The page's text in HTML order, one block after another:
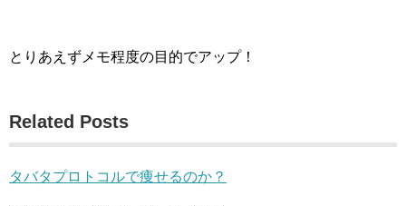
とりあえずメモ程度の目的でアップ！
Related Posts
タバタプロトコルで痩せるのか？